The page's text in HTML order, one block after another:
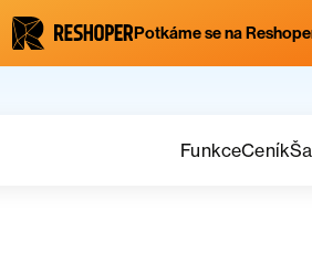
Potkáme se na
FunkceCeník